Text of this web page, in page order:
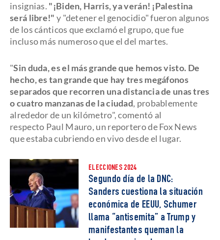
insignias. "¡Biden, Harris, ya verán! ¡Palestina
será libre!" y "detener el genocidio" fueron algunos
de los cánticos que exclamó el grupo, que fue
incluso más numeroso que el del martes.
"Sin duda, es el más grande que hemos visto. De
hecho, es tan grande que hay tres megáfonos
separados que recorren una distancia de unas tres
o cuatro manzanas de la ciudad, probablemente
alrededor de un kilómetro", comentó al
respecto Paul Mauro, un reportero de Fox News
que estaba cubriendo en vivo desde el lugar.
ELECCIONES 2024
Segundo día de la DNC:
Sanders cuestiona la situación
económica de EEUU, Schumer
llama “antisemita” a Trump y
manifestantes queman la